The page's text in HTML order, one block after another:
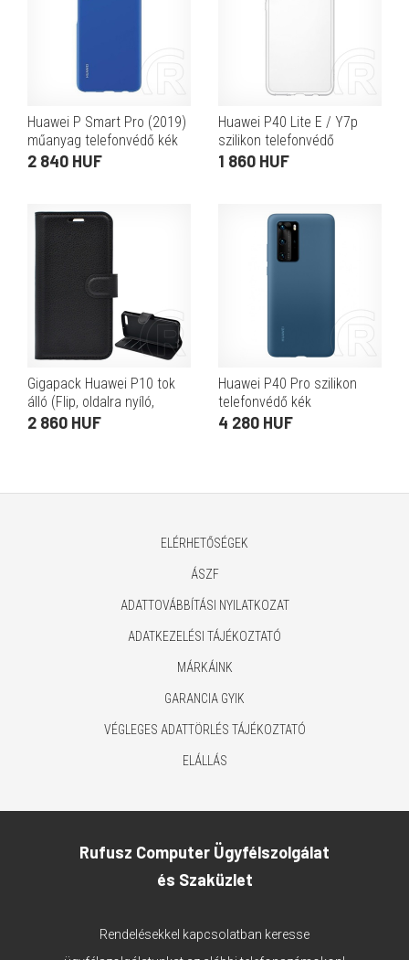
Huawei P Smart Pro (2019)
műanyag telefonvédő kék
2 840 HUF
Huawei P40 Lite E / Y7p
szilikon telefonvédő
átlátszó
1 860 HUF
Gigapack Huawei P10 tok
álló (Flip, oldalra nyíló,
prémium) fekete
2 860 HUF
Huawei P40 Pro szilikon
telefonvédő kék
4 280 HUF
ELÉRHETŐSÉGEK
ÁSZF
ADATTOVÁBBÍTÁSI NYILATKOZAT
ADATKEZELÉSI TÁJÉKOZTATÓ
MÁRKÁINK
GARANCIA GYIK
VÉGLEGES ADATTÖRLÉS TÁJÉKOZTATÓ
ELÁLLÁS
Rufusz Computer Ügyfélszolgálat
és Szaküzlet
Rendelésekkel kapcsolatban keresse